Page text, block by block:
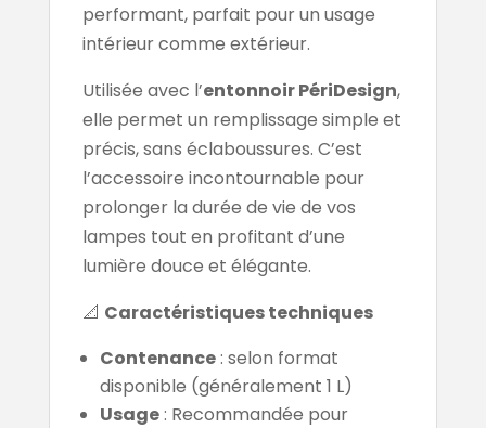
performant, parfait pour un usage
intérieur comme extérieur.
Utilisée avec l’entonnoir PériDesign,
elle permet un remplissage simple et
précis, sans éclaboussures. C’est
l’accessoire incontournable pour
prolonger la durée de vie de vos
lampes tout en profitant d’une
lumière douce et élégante.
📐 Caractéristiques techniques
Contenance: selon format
disponible (généralement 1 L)
Usage: Recommandée pour